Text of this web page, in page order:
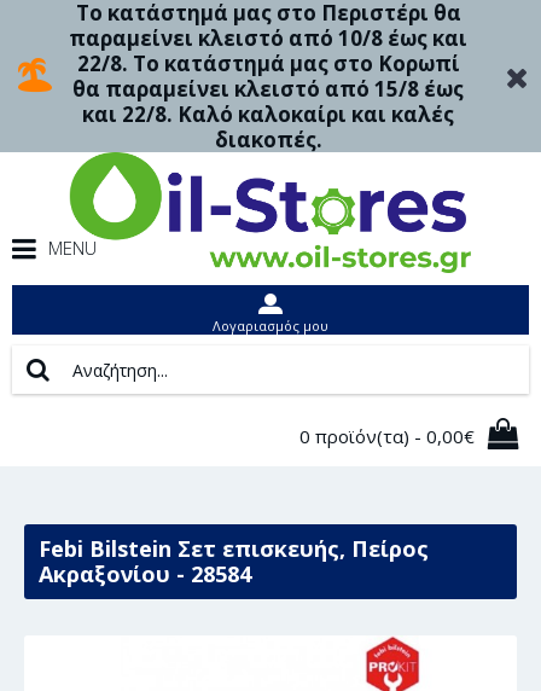
Το κατάστημά μας στο Περιστέρι θα
παραμείνει κλειστό από 10/8 έως και
22/8. Το κατάστημά μας στο Κορωπί
θα παραμείνει κλειστό από 15/8 έως
και 22/8. Καλό καλοκαίρι και καλές
διακοπές.
MENU
Λογαριασμός μου
0 προϊόν(τα) - 0,00€
Febi Bilstein Σετ επισκευής, Πείρος
Ακραξονίου - 28584